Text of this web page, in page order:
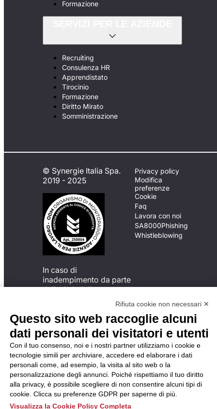
Formazione
Recruiting
Consulenza HR
Apprendistato
Tirocinio
Formazione
Diritto Mirato
Somministrazione
© Synergie Italia Spa.
2019 - 2025
In caso di
inadempimento da parte
della ApL delle
del Codice di Condotta, è
possibile presentare un
reclamo
all’Organismo di
Monitoraggio utilizzando
una delle modalità
descritte al seguente
indirizzo web
https://odm-
agenzielavoro.it/reclami/.
Privacy policy
Modifica
preferenze
Cookie
Faq
Lavora con noi
SA8000Phishing
Whistleblowing
Rifiuta cookie non necessari ✕
Questo sito web raccoglie alcuni
dati personali dei visitatori e utenti
Con il tuo consenso, noi e i nostri partner utilizziamo i cookie e
tecnologie simili per archiviare, accedere ed elaborare i dati
personali come, ad esempio, la visita al sito web o la
personalizzazione degli annunci. Poiché rispettiamo il tuo diritto
alla privacy, è possibile scegliere di non consentire alcuni tipi di
cookie. Clicca su preferenze GDPR per saperne di più.
Visualizza la Cookie Policy Completa